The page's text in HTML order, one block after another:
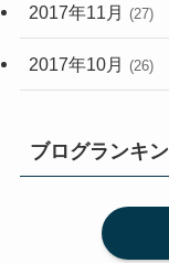
2017年11月 (27)
2017年10月 (26)
ブログランキ